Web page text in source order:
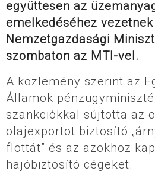
együttesen az
emelkedéséhez
Nemzetgazdasági
szombaton az MTI-vel.
A közlemény szerint az
Államok
szankciókkal sújtotta az
olajexportot biztosító
flottát” és az azokhoz
hajóbiztosító cégeket.